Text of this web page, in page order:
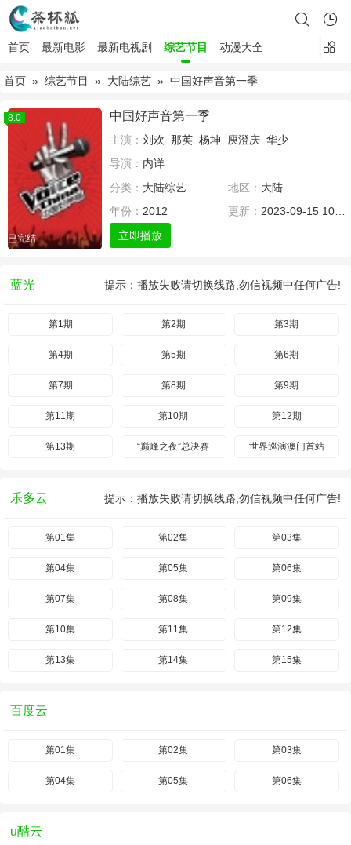
首页 最新电影 最新电视剧 综艺节目 动漫大全
首页 » 综艺节目 » 大陆综艺 » 中国好声音第一季
8.0
已完结
中国好声音第一季
主演： 刘欢 那英 杨坤 庾澄庆 华少
导演： 内详
分类： 大陆综艺 地区： 大陆
年份： 2012 更新： 2023-09-15 10:18
立即播放
蓝光 提示：播放失败请切换线路,勿信视频中任何广告!
第1期 第2期 第3期
第4期 第5期 第6期
第7期 第8期 第9期
第11期 第10期 第12期
第13期 “巅峰之夜”总决赛 世界巡演澳门首站
乐多云 提示：播放失败请切换线路,勿信视频中任何广告!
第01集 第02集 第03集
第04集 第05集 第06集
第07集 第08集 第09集
第10集 第11集 第12集
第13集 第14集 第15集
百度云
第01集 第02集 第03集
第04集 第05集 第06集
u酷云